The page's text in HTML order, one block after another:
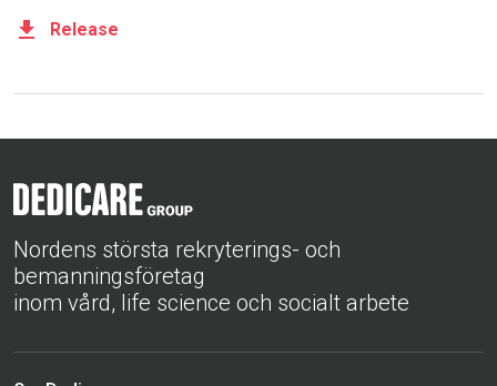
Release
Nordens största rekryterings- och
bemanningsföretag
inom vård, life science och socialt arbete